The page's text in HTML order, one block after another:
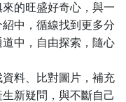
的旺盛好奇心，與一
中，循線找到更多分
中，自由探索，隨心
料、比對圖片，補充
新疑問，與不斷自己